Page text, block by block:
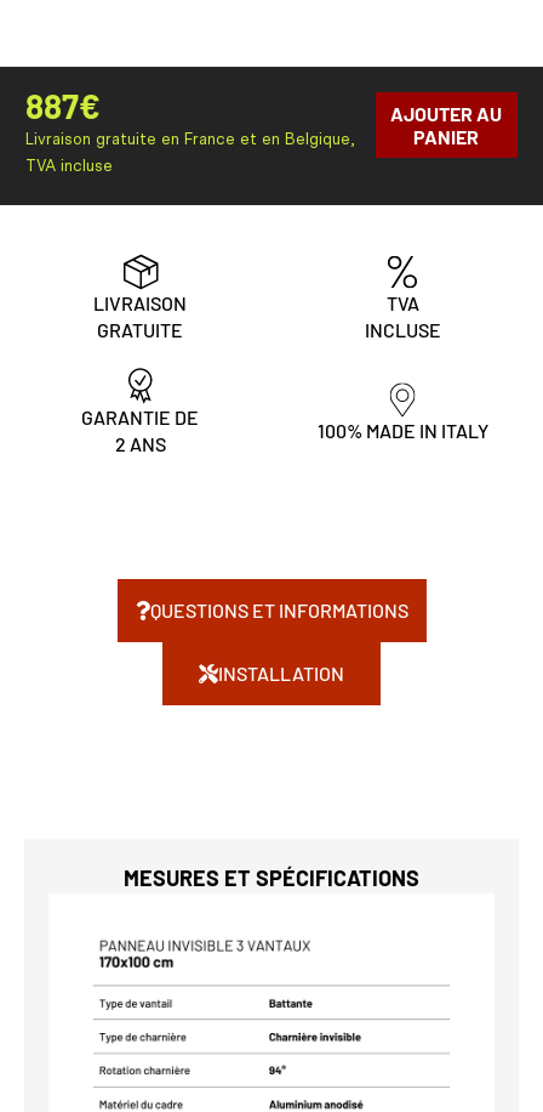
887€
Livraison gratuite en France et en Belgique,
TVA incluse
AJOUTER AU
PANIER
LIVRAISON
GRATUITE
TVA
INCLUSE
GARANTIE DE
2 ANS
100% MADE IN ITALY
QUESTIONS ET INFORMATIONS
INSTALLATION
MESURES ET SPÉCIFICATIONS